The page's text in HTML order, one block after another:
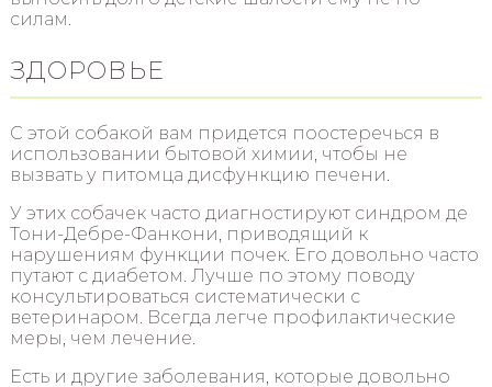
силам.
ЗДОРОВЬЕ
С этой собакой вам придется поостеречься в
использовании бытовой химии, чтобы не
вызвать у питомца дисфункцию печени.
У этих собачек часто диагностируют синдром де
Тони-Дебре-Фанкони, приводящий к
нарушениям функции почек. Его довольно часто
путают с диабетом. Лучше по этому поводу
консультироваться систематически с
ветеринаром. Всегда легче профилактические
меры, чем лечение.
Есть и другие заболевания, которые довольно